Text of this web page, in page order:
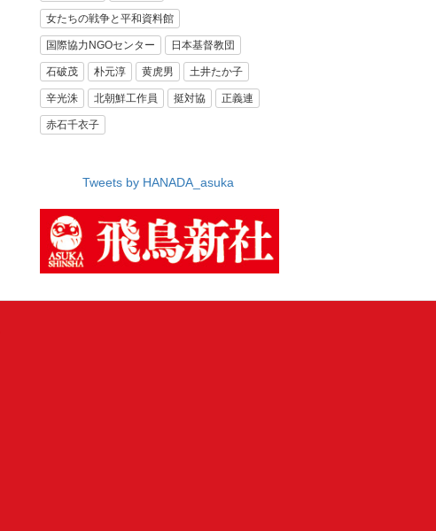
女たちの戦争と平和資料館
国際協力NGOセンター 日本基督教団
石破茂 朴元淳 黄虎男 土井たか子
辛光洙 北朝鮮工作員 挺対協 正義連
赤石千衣子
Tweets by HANADA_asuka